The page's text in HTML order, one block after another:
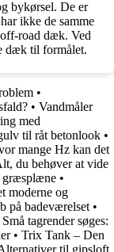
bykørsel. De er
ikke de samme
off-road dæk. Ved
dæk til formålet.
•
• Vandmåler
med
til råt betonlook •
mange Hz kan det
du behøver at vide
græsplæne •
moderne og
på badeværelset •
Små tagrender søges:
• Trix Tank – Den
til gipsloft